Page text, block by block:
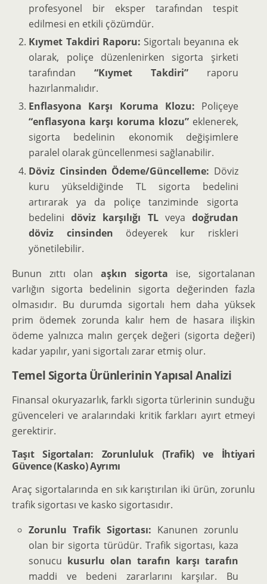
profesyonel bir eksper tarafından tespit
edilmesi en etkili çözümdür.
Kıymet Takdiri Raporu: Sigortalı beyanına ek
olarak, poliçe düzenlenirken sigorta şirketi
tarafından“Kıymet Takdiri”raporu
hazırlanmalıdır.
Enflasyona Karşı Koruma Klozu: Poliçeye
“enflasyona karşı koruma klozu”eklenerek,
sigorta bedelinin ekonomik değişimlere
paralel olarak güncellenmesi sağlanabilir.
Döviz Cinsinden Ödeme/Güncelleme: Döviz
kuru yükseldiğinde TL sigorta bedelini
artırarak ya da poliçe tanziminde sigorta
bedelinidöviz karşılığı TLveya doğrudan
döviz cinsinden ödeyerek kur riskleri
yönetilebilir.
Bunun zıttı olan aşkın sigorta ise, sigortalanan
varlığın sigorta bedelinin sigorta değerinden fazla
olmasıdır. Bu durumda sigortalı hem daha yüksek
prim ödemek zorunda kalır hem de hasara ilişkin
ödeme yalnızca malın gerçek değeri (sigorta değeri)
kadar yapılır, yani sigortalı zarar etmiş olur.
Temel Sigorta Ürünlerinin Yapısal Analizi
Finansal okuryazarlık, farklı sigorta türlerinin sunduğu
güvenceleri ve aralarındaki kritik farkları ayırt etmeyi
gerektirir.
Taşıt Sigortaları: Zorunluluk (Trafik) ve İhtiyari
Güvence (Kasko) Ayrımı
Araç sigortalarında en sık karıştırılan iki ürün, zorunlu
trafik sigortası ve kasko sigortasıdır.
Zorunlu Trafik Sigortası: Kanunen zorunlu
olan bir sigorta türüdür. Trafik sigortası, kaza
sonucu kusurlu olan tarafın karşı tarafın
maddi ve bedeni zararlarını karşılar. Bu